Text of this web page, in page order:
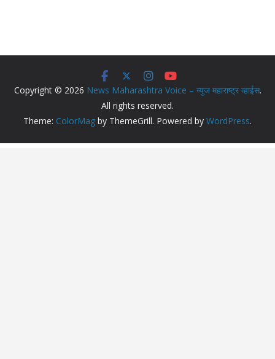
Copyright © 2026 News Maharashtra Voice – न्युज महाराष्ट्र व्हाईस.
All rights reserved.
Theme: ColorMag by ThemeGrill. Powered by WordPress.